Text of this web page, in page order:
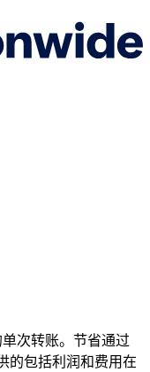
次转账。节省通过
的包括利润和费用在